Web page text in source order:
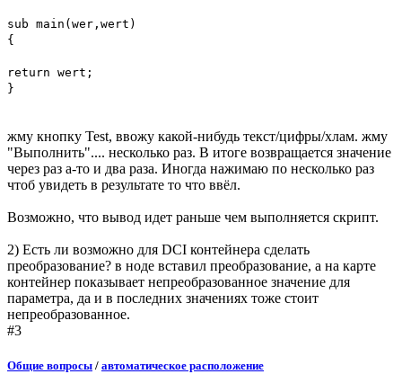
sub main(wer,wert)
{
return wert;
}
жму кнопку Test, ввожу какой-нибудь текст/цифры/хлам. жму
"Выполнить".... несколько раз. В итоге возвращается значение
через раз а-то и два раза. Иногда нажимаю по несколько раз
чтоб увидеть в результате то что ввёл.
Возможно, что вывод идет раньше чем выполняется скрипт.
2) Есть ли возможно для DCI контейнера сделать
преобразование? в ноде вставил преобразование, а на карте
контейнер показывает непреобразованное значение для
параметра, да и в последних значениях тоже стоит
непреобразованное.
#3
Общие вопросы / автоматическое расположение